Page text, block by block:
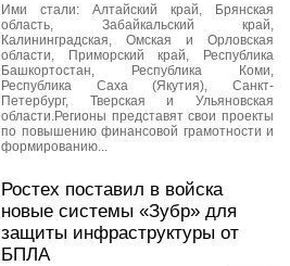
Ими стали: Алтайский край, Брянская
область, Забайкальский край,
Калининградская, Омская и Орловская
области, Приморский край, Республика
Башкортостан, Республика Коми,
Республика Саха (Якутия), Санкт-
Петербург, Тверская и Ульяновская
области.Регионы представят свои проекты
по повышению финансовой грамотности и
формированию...
Ростех поставил в войска
новые системы «Зубр» для
защиты инфраструктуры от
БПЛА